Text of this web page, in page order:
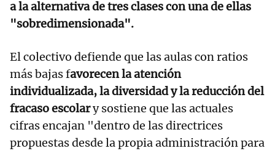
a la alternativa de tres clases con una de ellas
"sobredimensionada".
El colectivo defiende que las aulas con ratios
más bajas favorecen la atención
individualizada, la diversidad y la reducción del
fracaso escolary sostiene que las actuales
cifras encajan "dentro de las directrices
propuestas desde la propia administración para